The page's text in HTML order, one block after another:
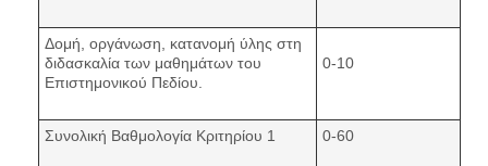
Δομή, οργάνωση, κατανομή ύλης στη
διδασκαλία των μαθημάτων του
Επιστημονικού Πεδίου.
0-10
Συνολική Βαθμολογία Κριτηρίου 1 0-60